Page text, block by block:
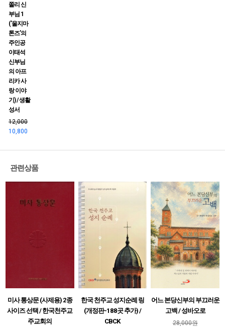
쫄리 신
부님 1
('울지마
톤즈'의
주인공
이태석
신부님
의 아프
리카 사
랑 이야
기) / 생활
성서
12,000
10,800
관련상품
미사 통상문 (사제용) 2종
사이즈 선택 / 한국천주교
주교회의
한국 천주교 성지순례 링
(개정판-188곳 추가) /
CBCK
어느 본당신부의 부끄러운
고백 / 성바오로
28,000원